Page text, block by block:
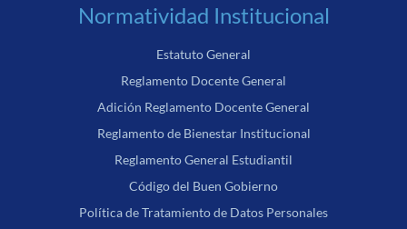
Normatividad Institucional
Estatuto General
Reglamento Docente General
Adición Reglamento Docente General
Reglamento de Bienestar Institucional
Reglamento General Estudiantil
Código del Buen Gobierno
Política de Tratamiento de Datos Personales